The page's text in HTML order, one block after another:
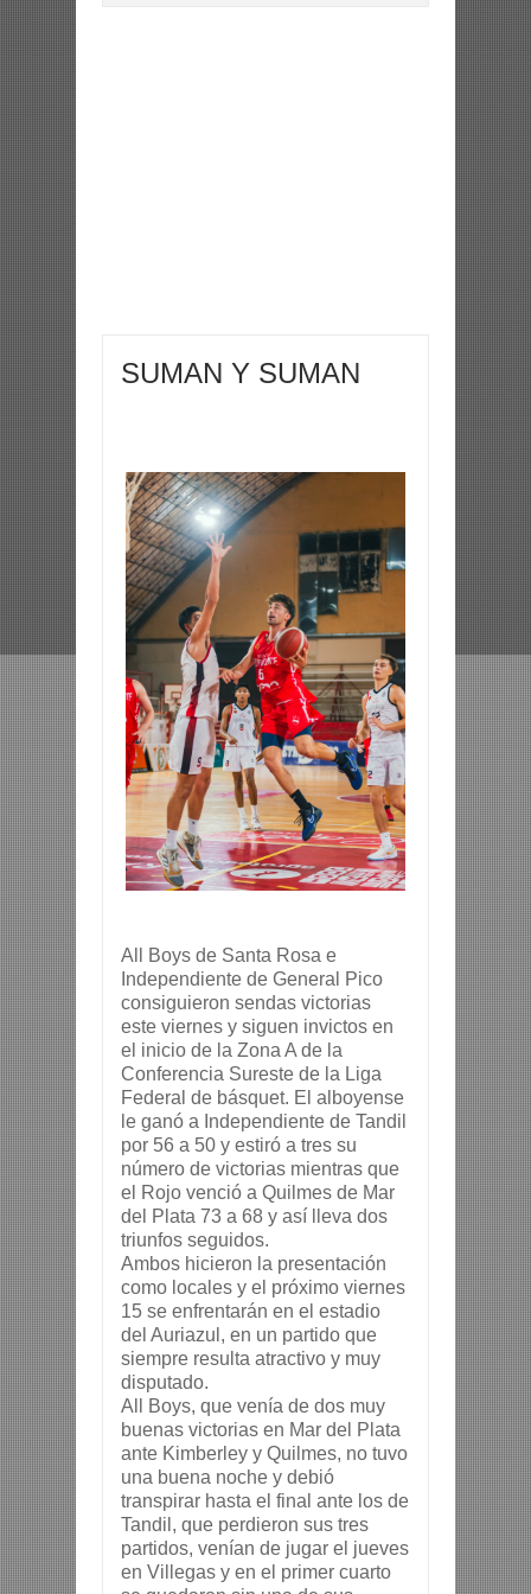
SUMAN Y SUMAN
All Boys de Santa Rosa e
Independiente de General Pico
consiguieron sendas victorias
este viernes y siguen invictos en
el inicio de la Zona A de la
Conferencia Sureste de la Liga
Federal de básquet. El alboyense
le ganó a Independiente de Tandil
por 56 a 50 y estiró a tres su
número de victorias mientras que
el Rojo venció a Quilmes de Mar
del Plata 73 a 68 y así lleva dos
triunfos seguidos.
Ambos hicieron la presentación
como locales y el próximo viernes
15 se enfrentarán en el estadio
del Auriazul, en un partido que
siempre resulta atractivo y muy
disputado.
All Boys, que venía de dos muy
buenas victorias en Mar del Plata
ante Kimberley y Quilmes, no tuvo
una buena noche y debió
transpirar hasta el final ante los de
Tandil, que perdieron sus tres
partidos, venían de jugar el jueves
en Villegas y en el primer cuarto